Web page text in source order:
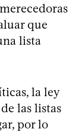
que
lista
la ley
las listas
por lo